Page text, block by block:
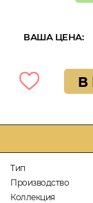
Тип
Производство
Коллекция
ВАША ЦЕНА:
В